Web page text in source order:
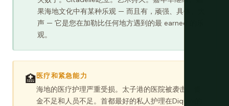
果海地文化中有某种乐观 — 而且有，顽强、具体、大
声 — 它是您在加勒比任何地方遇到的最 earned 的乐
观。
🏥医疗和紧急能力
海地的医疗护理严重受损。太子港的医院被袭击、资
金不足和人员不足。首都最好的私人护理在Diquini的